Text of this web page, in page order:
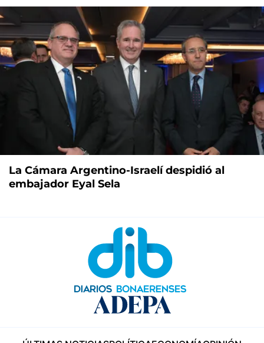
La Cámara Argentino-Israelí despidió al
embajador Eyal Sela